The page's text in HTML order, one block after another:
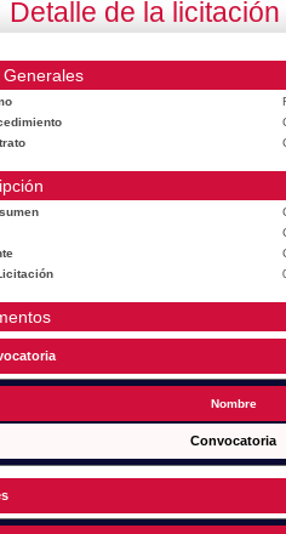
Detalle de la licitación
Nombre
Convocatoria